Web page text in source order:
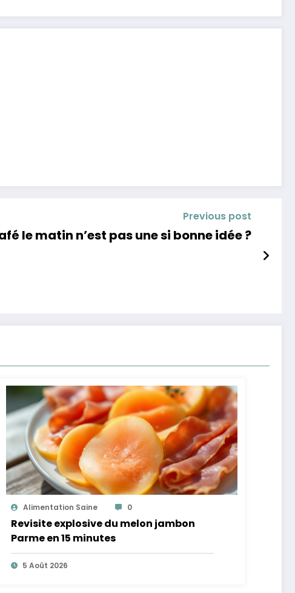
Previous post
le matin n’est pas une si bonne idée ?
Alimentation Saine 0
Revisite explosive du melon jambon
Parme en 15 minutes
5 Août 2026